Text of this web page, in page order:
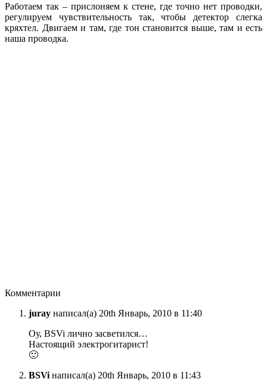
Работаем так – прислоняем к стене, где точно нет проводки,
регулируем чувствительность так, чтобы детектор слегка
кряхтел. Двигаем и там, где тон становится выше, там и есть
наша проводка.
Комментарии
juray написал(а) 20th Январь, 2010 в 11:40
Оу, BSVi лично засветился…
Настоящий электрогитарист!
🙂
BSVi написал(а) 20th Январь, 2010 в 11:43